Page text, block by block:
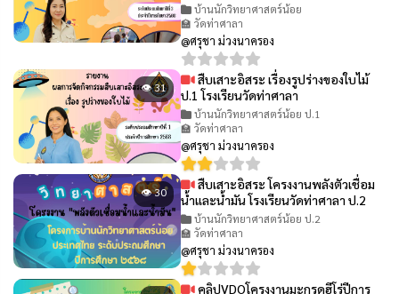
บ้านนักวิทยาศาสตร์น้อย
🏫 วัดท่าศาลา
@ศรุชา ม่วงนาครอง
👁 31
สืบเสาะอิสระ เรื่องรูปร่างของใบไม้
ป.1 โรงเรียนวัดท่าศาลา
บ้านนักวิทยาศาสตร์น้อย ป.1
🏫 วัดท่าศาลา
@ศรุชา ม่วงนาครอง
👁 30
สืบเสาะอิสระ โครงงานพลังตัวเชื่อม
น้ำและน้ำมัน โรงเรียนวัดท่าศาลา ป.2
บ้านนักวิทยาศาสตร์น้อย ป.2
🏫 วัดท่าศาลา
@ศรุชา ม่วงนาครอง
คลิปVDOโครงงานมะกรูดฮีโร่ปีการ